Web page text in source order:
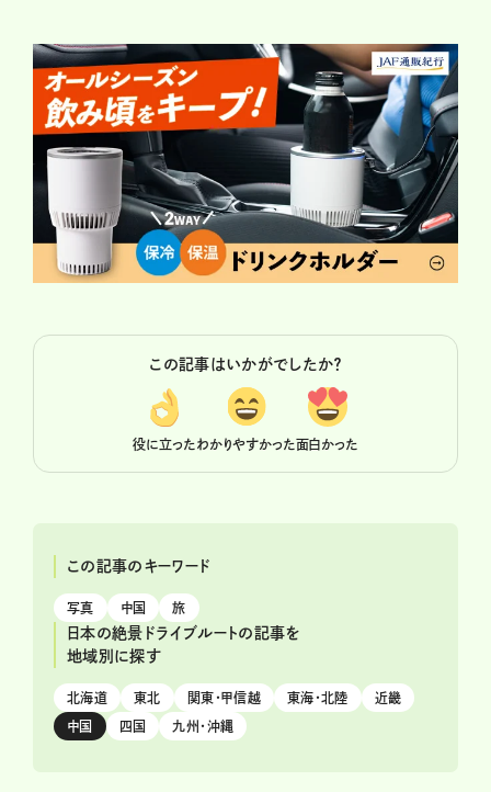
この記事はいかがでしたか？
役に立ったわかりやすかった面白かった
この記事のキーワード
写真 中国 旅
日本の絶景ドライブルートの記事を
地域別に探す
北海道 東北 関東・甲信越 東海・北陸 近畿
中国 四国 九州・沖縄